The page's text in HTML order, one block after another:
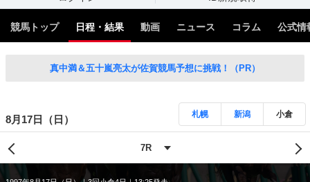
競馬トップ 日程・結果 動画 ニュース コラム 公式情
真中満＆五十嵐亮太が佐賀競馬予想に挑戦！（PR）
8月17日（日） 札幌 新潟 小倉